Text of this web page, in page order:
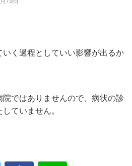
く過程としていい影響が出るか
ではありませんので、病状の診
ていません。